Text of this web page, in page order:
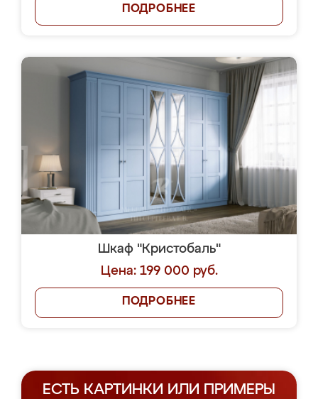
ПОДРОБНЕЕ
Шкаф "Кристобаль"
Цена: 199 000 руб.
ПОДРОБНЕЕ
ЕСТЬ КАРТИНКИ ИЛИ ПРИМЕРЫ